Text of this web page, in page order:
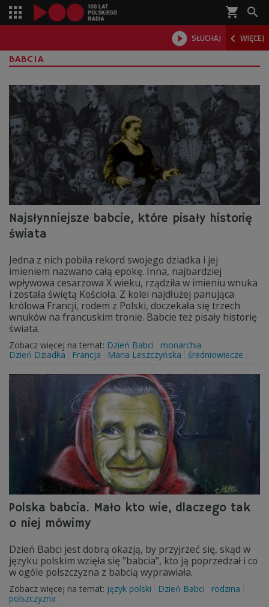
shopping_cart 
 SŁUCHAJ  WIĘCEJ

BABCIA
Najsłynniejsze babcie, które pisały historię
świata
Jedna z nich pobiła rekord swojego dziadka i jej
imieniem nazwano całą epokę. Inna, najbardziej
wpływowa cesarzowa X wieku, rządziła w imieniu wnuka
i została świętą Kościoła. Z kolei najdłużej panująca
królowa Francji, rodem z Polski, doczekała się trzech
wnuków na francuskim tronie. Babcie też pisały historię
świata.
Zobacz więcej na temat: Dzień Babci
monarchia
Dzień Dziadka
Francja Maria Leszczyńska średniowiecze
Polska babcia. Mało kto wie, dlaczego tak
o niej mówimy
Dzień Babci jest dobrą okazją, by przyjrzeć się, skąd w
języku polskim wzięła się "babcia", kto ją poprzedzał i co
w ogóle polszczyzna z babcią wyprawiała.
Zobacz więcej na temat: język polski Dzień Babci
rodzina
polszczyzna